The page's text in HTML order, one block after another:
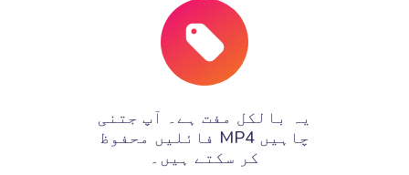
یہ بالکل مفت ہے۔ آپ جتنی
چاہیں MP4 فائلیں محفوظ
کر سکتے ہیں۔